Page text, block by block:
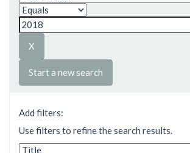
Start a new search
Add filters:
Use filters to refine the search results.